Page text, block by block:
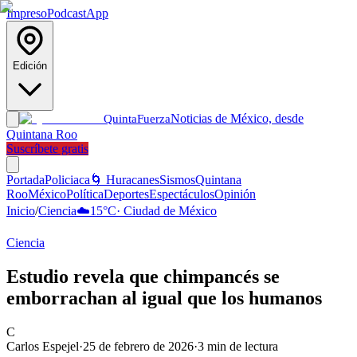
ImpresoPodcastApp
Edición
QuintaFuerzaNoticias de México, desde
Quintana Roo
Suscríbete gratis
PortadaPoliciaca 🌀 HuracanesSismosQuintana
RooMéxicoPolíticaDeportesEspectáculosOpinión
Inicio/Ciencia☁️15°C· Ciudad de México
Ciencia
Estudio revela que chimpancés se
emborrachan al igual que los humanos
C
Carlos Espejel·25 de febrero de 2026·3 min de lectura